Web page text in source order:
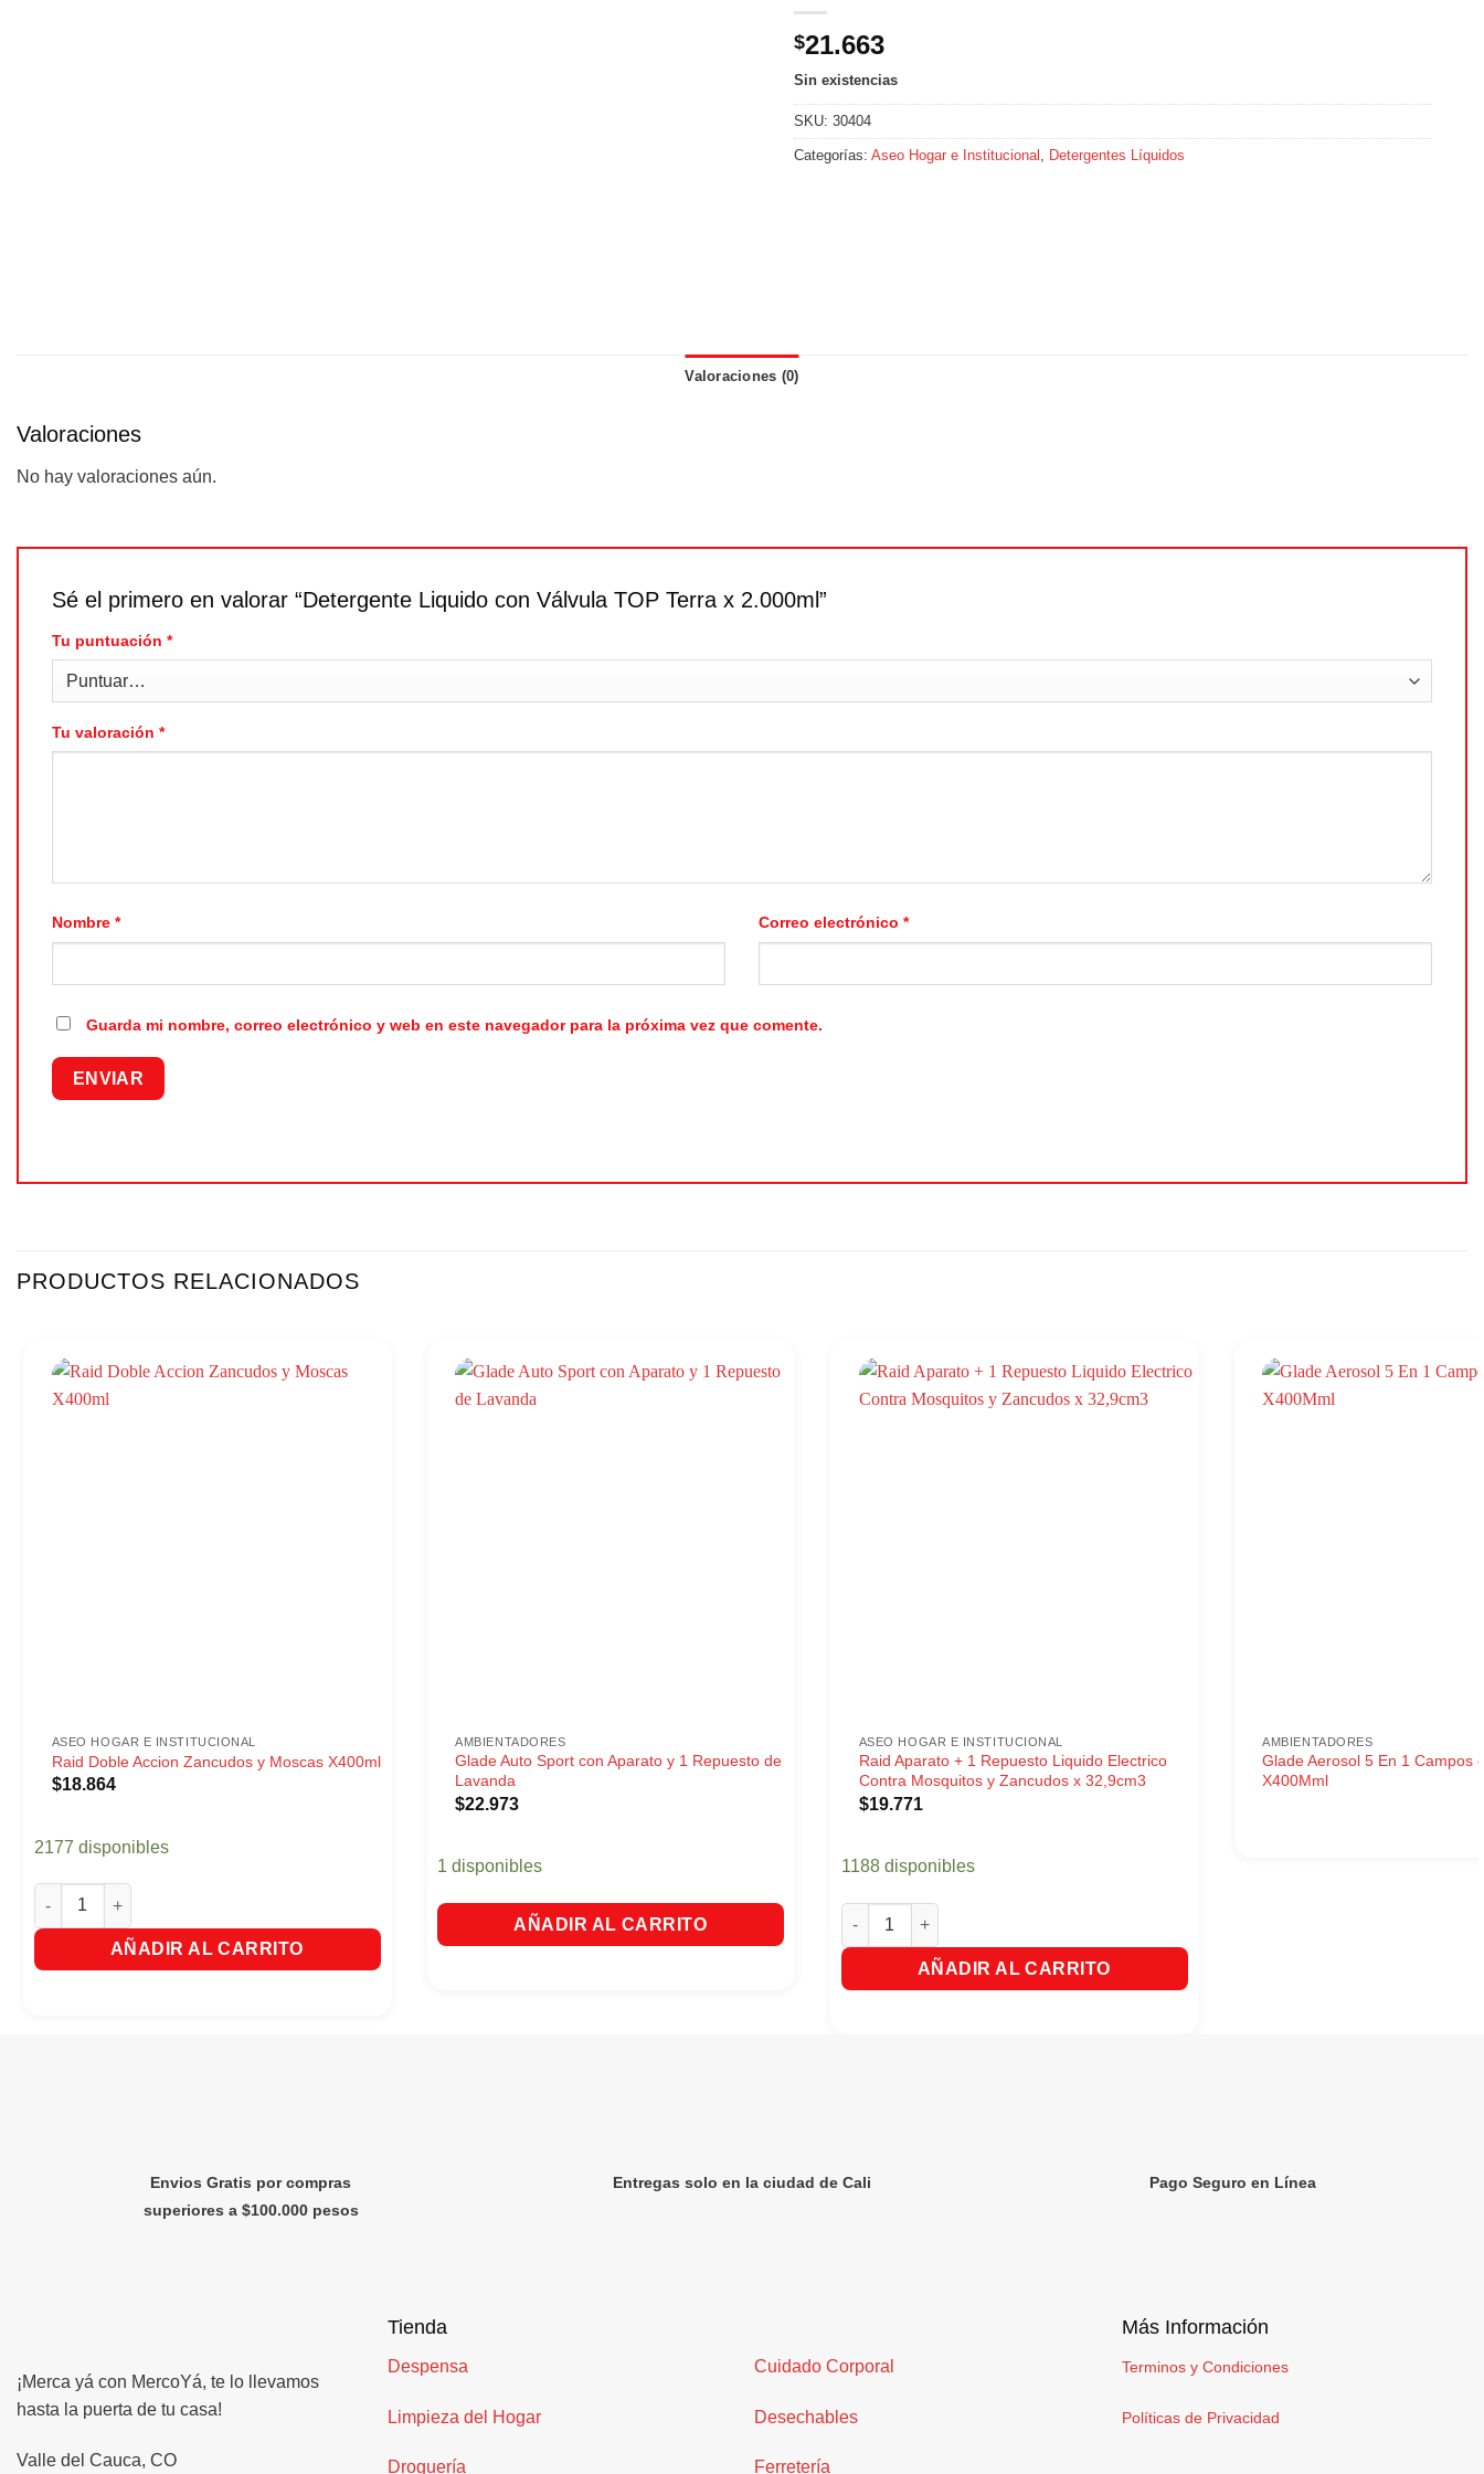
$21.663
Sin existencias
SKU:30404
Categorías:Aseo Hogar e Institucional Detergentes Líquidos
Valoraciones (0)
Valoraciones
No hay valoraciones aún.
Sé el primero en valorar “Detergente Liquido con Válvula TOP Terra x 2.000ml”
Tu puntuación *
Tu valoración *
Nombre * Correo electrónico *
Guarda mi nombre, correo electrónico y web en este navegador para la próxima vez que comente.
PRODUCTOS RELACIONADOS
ASEO HOGAR E INSTITUCIONAL
Raid Doble Accion Zancudos y Moscas X400ml
$18.864
2177 disponibles
Raid Doble Accion Zancudos y Moscas X400ml cantidad
AÑADIR AL CARRITO
AMBIENTADORES
Glade Auto Sport con Aparato y 1 Repuesto de
Lavanda
$22.973
1 disponibles
AÑADIR AL CARRITO
ASEO HOGAR E INSTITUCIONAL
Raid Aparato + 1 Repuesto Liquido Electrico
Contra Mosquitos y Zancudos x 32,9cm3
$19.771
1188 disponibles
Raid Aparato + 1 Repuesto Liquido Electrico Contra Mosquitos y Zancudos x
AÑADIR AL CARRITO
AMBIENTADORES
Glade Aerosol 5 En 1 Campos
X400Mml
Envios Gratis por compras
superiores a $100.000 pesos
Entregas solo en la ciudad de Cali Pago Seguro en Línea
¡Merca yá con MercoYá, te lo llevamos
hasta la puerta de tu casa!
Valle del Cauca, CO
Tienda
Despensa
Limpieza del Hogar
Droguería
Cuidado Corporal
Desechables
Ferretería
Más Información
Terminos y Condiciones
Políticas de Privacidad